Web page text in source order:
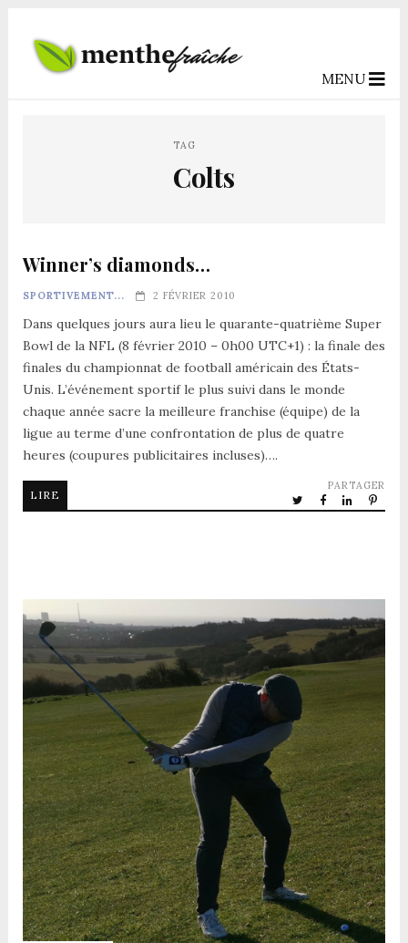
MENU
TAG
Colts
Winner’s diamonds…
SPORTIVEMENT... 2 FÉVRIER 2010
Dans quelques jours aura lieu le quarante-quatrième Super
Bowl de la NFL (8 février 2010 – 0h00 UTC+1) : la finale des
finales du championnat de football américain des États-
Unis. L’événement sportif le plus suivi dans le monde
chaque année sacre la meilleure franchise (équipe) de la
ligue au terme d’une confrontation de plus de quatre
heures (coupures publicitaires incluses)….
LIRE
PARTAGER